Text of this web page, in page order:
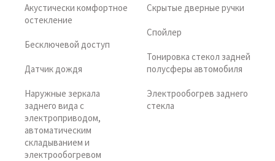
Акустически комфортное
остекление
Бесключевой доступ
Датчик дождя
Наружные зеркала
заднего вида с
электроприводом,
автоматическим
складыванием и
электрообогревом
Скрытые дверные ручки
Спойлер
Тонировка стекол задней
полусферы автомобиля
Электрообогрев заднего
стекла